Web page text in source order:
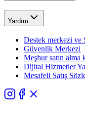
Yardım
Destek merkezi ve
Güvenlik Merkezi
Meşhur satın alma
Dijital Hizmetler
Mesafeli Satış